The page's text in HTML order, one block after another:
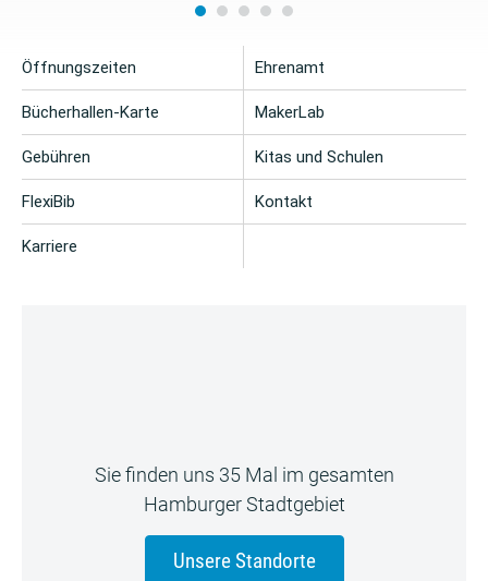
Öffnungszeiten
Bücherhallen-Karte
Gebühren
FlexiBib
Karriere
Ehrenamt
MakerLab
Kitas und Schulen
Kontakt
Sie finden uns 35 Mal im gesamten
Hamburger Stadtgebiet
Unsere Standorte